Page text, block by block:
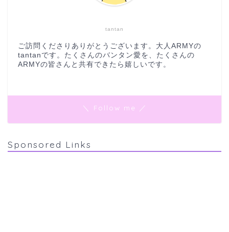
tantan
ご訪問くださりありがとうございます。大人ARMYの
tantanです。たくさんのバンタン愛を、たくさんの
ARMYの皆さんと共有できたら嬉しいです。
＼ Follow me ／
Sponsored Links